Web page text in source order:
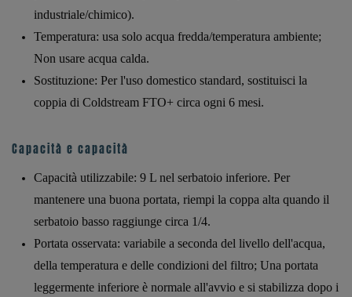
industriale/chimico).
Temperatura: usa solo acqua fredda/temperatura ambiente;
Non usare acqua calda.
Sostituzione: Per l'uso domestico standard, sostituisci la
coppia di Coldstream FTO+ circa ogni 6 mesi.
Capacità e capacità
Capacità utilizzabile: 9 L nel serbatoio inferiore. Per
mantenere una buona portata, riempi la coppa alta quando il
serbatoio basso raggiunge circa 1/4.
Portata osservata: variabile a seconda del livello dell'acqua,
della temperatura e delle condizioni del filtro; Una portata
leggermente inferiore è normale all'avvio e si stabilizza dopo i